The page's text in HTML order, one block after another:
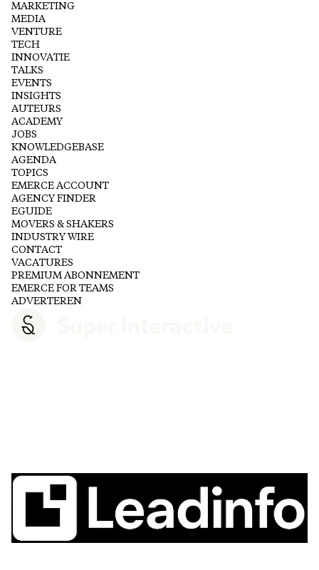
MARKETING
MEDIA
VENTURE
TECH
INNOVATIE
TALKS
EVENTS
INSIGHTS
AUTEURS
ACADEMY
JOBS
KNOWLEDGEBASE
AGENDA
TOPICS
EMERCE ACCOUNT
AGENCY FINDER
EGUIDE
MOVERS & SHAKERS
INDUSTRY WIRE
CONTACT
VACATURES
PREMIUM ABONNEMENT
EMERCE FOR TEAMS
ADVERTEREN